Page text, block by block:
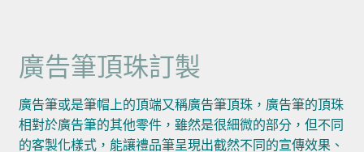
廣告筆頂珠訂製
廣告筆或是筆帽上的頂端又稱廣告筆頂珠，廣告筆的頂珠
相對於廣告筆的其他零件，雖然是很細微的部分，但不同
的客製化樣式，能讓禮品筆呈現出截然不同的宣傳效果、